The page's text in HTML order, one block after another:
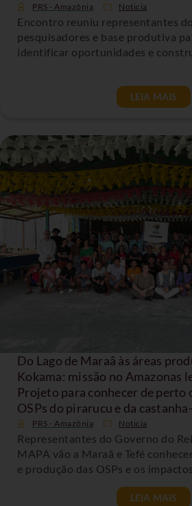
PRS - Amazônia Noticia
Encontro reuniu representantes
pesquisadores e base produtiva
identificar oportunidades e
LEIA MAIS
Do Lago de Maraã às áreas
Kokama: missão no Amazonas
Projeto para conhecer de perto
OSPs do pirarucu e da
PRS - Amazônia Noticia
Representantes do Governo do
MAPA vão a Maraã e Tefé
e produção das OSPs e os
LEIA MAIS